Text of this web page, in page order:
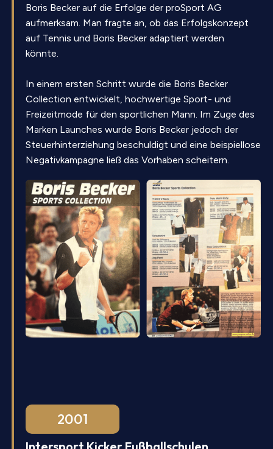
Boris Becker auf die Erfolge der proSport AG
aufmerksam. Man fragte an, ob das Erfolgskonzept
auf Tennis und Boris Becker adaptiert werden
könnte.
In einem ersten Schritt wurde die Boris Becker
Collection entwickelt, hochwertige Sport- und
Freizeitmode für den sportlichen Mann. Im Zuge des
Marken Launches wurde Boris Becker jedoch der
Steuerhinterziehung beschuldigt und eine beispiellose
Negativkampagne ließ das Vorhaben scheitern.
2001